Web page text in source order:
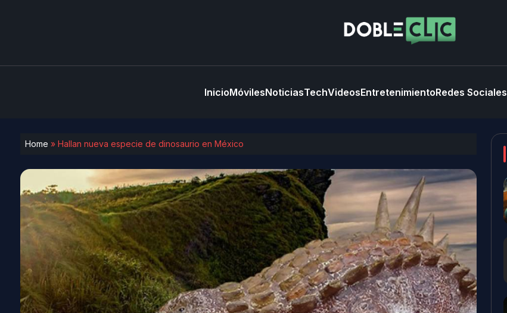
InicioMóvilesNoticiasTechVideosEntretenimientoRedes Sociales
Home » Hallan nueva especie de dinosaurio en México